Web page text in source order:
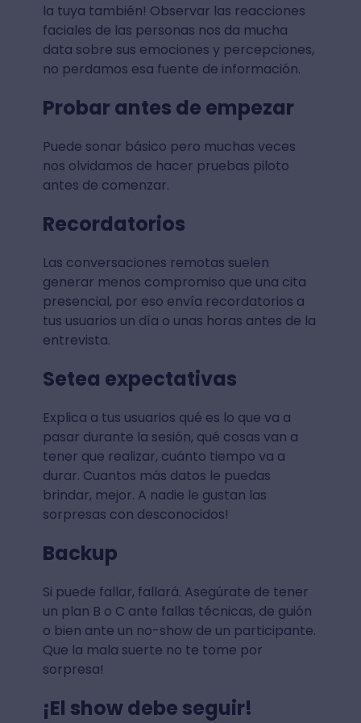
la tuya también! Observar las reacciones
faciales de las personas nos da mucha
data sobre sus emociones y percepciones,
no perdamos esa fuente de información.
Probar antes de empezar
Puede sonar básico pero muchas veces
nos olvidamos de hacer pruebas piloto
antes de comenzar.
Recordatorios
Las conversaciones remotas suelen
generar menos compromiso que una cita
presencial, por eso envía recordatorios a
tus usuarios un día o unas horas antes de la
entrevista.
Setea expectativas
Explica a tus usuarios qué es lo que va a
pasar durante la sesión, qué cosas van a
tener que realizar, cuánto tiempo va a
durar. Cuantos más datos le puedas
brindar, mejor. A nadie le gustan las
sorpresas con desconocidos!
Backup
Si puede fallar, fallará. Asegúrate de tener
un plan B o C ante fallas técnicas, de guión
o bien ante un no-show de un participante.
Que la mala suerte no te tome por
sorpresa!
¡El show debe seguir!